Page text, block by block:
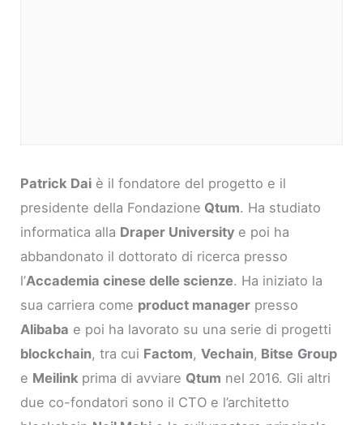
Patrick Dai è il fondatore del progetto e il
presidente della Fondazione Qtum. Ha studiato
informatica alla Draper University e poi ha
abbandonato il dottorato di ricerca presso
l’Accademia cinese delle scienze. Ha iniziato la
sua carriera come product manager presso
Alibaba e poi ha lavorato su una serie di progetti
blockchain, tra cui Factom,Vechain, Bitse Group
e Meilink prima di avviare Qtum nel 2016. Gli altri
due co-fondatori sono il CTO e l’architetto